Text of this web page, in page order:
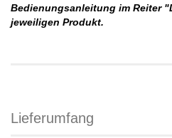
Bedienungsanleitung im Reiter
jeweiligen Produkt.
Lieferumfang